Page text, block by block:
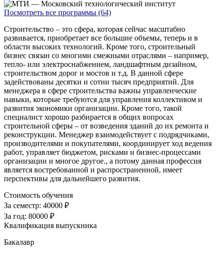
Посмотреть все программы (64)
Строительство – это сфера, которая сейчас масштабно
развивается, приобретает все большие объемы, теперь и в
области высоких технологий. Кроме того, строительный
бизнес связан со многими смежными отраслями – например,
тепло- или электроснабжением, ландшафтным дизайном,
строительством дорог и мостов и т.д. В данной сфере
задействованы десятки и сотни тысяч предприятий. Для
менеджера в сфере строительства важны управленческие
навыки, которые требуются для управления коллективом и
развития экономики организации. Кроме того, такой
специалист хорошо разбирается в общих вопросах
строительной сферы – от возведения зданий до их ремонта и
реконструкции. Менеджер взаимодействует с подрядчиками,
производителями и покупателями, координирует ход ведения
работ, управляет бюджетом, рисками и бизнес-процессами
организации и многое другое., а потому данная профессия
является востребованной и распространенной, имеет
перспективы для дальнейшего развития.
Стоимость обучения
За семестр: 40000 ₽
За год: 80000 ₽
Квалификация выпускника
Бакалавр